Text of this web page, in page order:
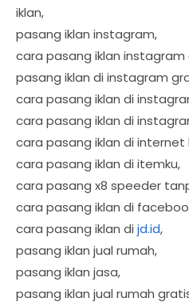
iklan,
pasang iklan instagram,
cara pasang iklan
pasang iklan di instagram
cara pasang iklan di
cara pasang iklan di
cara pasang iklan di internet
cara pasang iklan di itemku,
cara pasang x8 speeder
cara pasang iklan di
cara pasang iklan di jd.id,
pasang iklan jual rumah,
pasang iklan jasa,
pasang iklan jual rumah